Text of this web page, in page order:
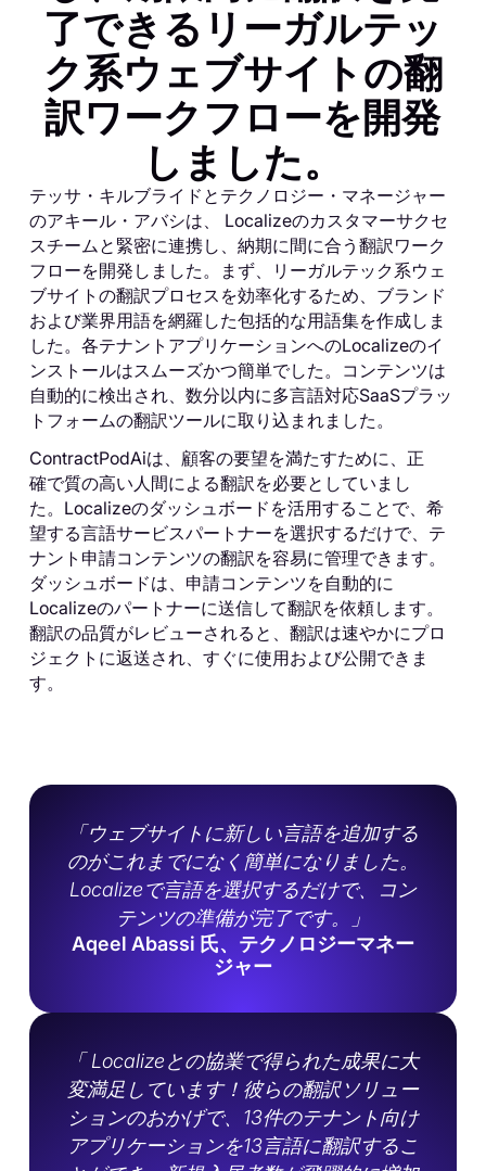
了できるリーガルテッ
ク系ウェブサイトの翻
訳ワークフローを開発
しました。
テッサ・キルブライドとテクノロジー・マネージャー
のアキール・アバシは、 Localizeのカスタマーサクセ
スチームと緊密に連携し、納期に間に合う翻訳ワーク
フローを開発しました。まず、リーガルテック系ウェ
ブサイトの翻訳プロセスを効率化するため、ブランド
および業界用語を網羅した包括的な用語集を作成しま
した。各テナントアプリケーションへのLocalizeのイ
ンストールはスムーズかつ簡単でした。コンテンツは
自動的に検出され、数分以内に多言語対応SaaSプラッ
トフォームの翻訳ツールに取り込まれました。
ContractPodAiは、顧客の要望を満たすために、正
確で質の高い人間による翻訳を必要としていまし
た。Localizeのダッシュボードを活用することで、希
望する言語サービスパートナーを選択するだけで、テ
ナント申請コンテンツの翻訳を容易に管理できます。
ダッシュボードは、申請コンテンツを自動的に
Localizeのパートナーに送信して翻訳を依頼します。
翻訳の品質がレビューされると、翻訳は速やかにプロ
ジェクトに返送され、すぐに使用および公開できま
す。
「ウェブサイトに新しい言語を追加する
のがこれまでになく簡単になりました。
Localizeで言語を選択するだけで、コン
テンツの準備が完了です。」
Aqeel Abassi 氏、テクノロジーマネー
ジャー
「 Localizeとの協業で得られた成果に大
変満足しています！彼らの翻訳ソリュー
ションのおかげで、13件のテナント向け
アプリケーションを13言語に翻訳するこ